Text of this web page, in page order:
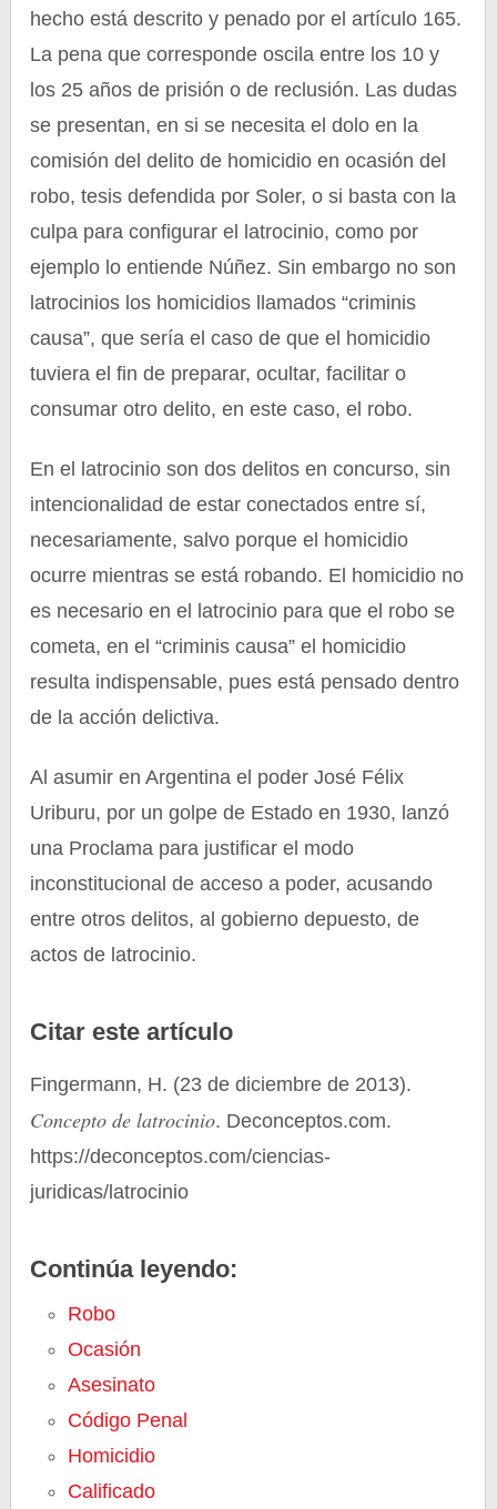
hecho está descrito y penado por el artículo 165.
La pena que corresponde oscila entre los 10 y
los 25 años de prisión o de reclusión. Las dudas
se presentan, en si se necesita el dolo en la
comisión del delito de homicidio en ocasión del
robo, tesis defendida por Soler, o si basta con la
culpa para configurar el latrocinio, como por
ejemplo lo entiende Núñez. Sin embargo no son
latrocinios los homicidios llamados “criminis
causa”, que sería el caso de que el homicidio
tuviera el fin de preparar, ocultar, facilitar o
consumar otro delito, en este caso, el robo.
En el latrocinio son dos delitos en concurso, sin
intencionalidad de estar conectados entre sí,
necesariamente, salvo porque el homicidio
ocurre mientras se está robando. El homicidio no
es necesario en el latrocinio para que el robo se
cometa, en el “criminis causa” el homicidio
resulta indispensable, pues está pensado dentro
de la acción delictiva.
Al asumir en Argentina el poder José Félix
Uriburu, por un golpe de Estado en 1930, lanzó
una Proclama para justificar el modo
inconstitucional de acceso a poder, acusando
entre otros delitos, al gobierno depuesto, de
actos de latrocinio.
Citar este artículo
Fingermann, H. (23 de diciembre de 2013).
Concepto de latrocinio. Deconceptos.com.
https://deconceptos.com/ciencias-
juridicas/latrocinio
Continúa leyendo:
Robo
Ocasión
Asesinato
Código Penal
Homicidio
Calificado